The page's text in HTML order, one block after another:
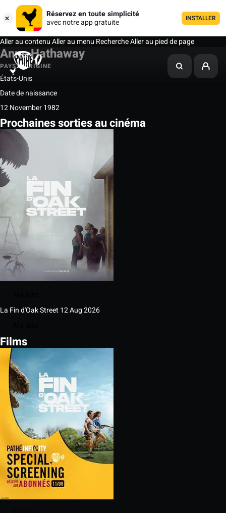
Réservez en toute simplicité
avec notre app gratuite
INSTALLER
Aller au contenuAller au menu RechercheAller au pied de page
Anne Hathaway
PAYS D'ORIGINE
États-Unis
Date de naissance
12 November 1982
Prochaines sorties au cinéma
La Fin d'Oak Street 12 Aug 2026
Films